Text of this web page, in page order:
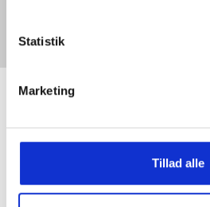
Statistik
Marketing
Tillad alle